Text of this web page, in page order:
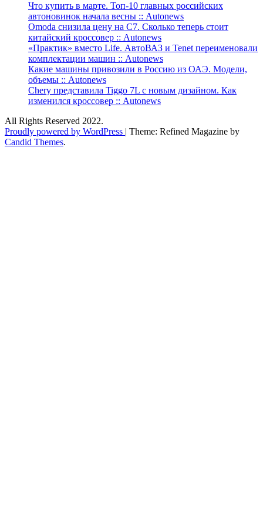
Что купить в марте. Топ-10 главных российских
автоновинок начала весны :: Autonews
Omoda снизила цену на C7. Сколько теперь стоит
китайский кроссовер :: Autonews
«Практик» вместо Life. АвтоВАЗ и Tenet переименовали
комплектации машин :: Autonews
Какие машины привозили в Россию из ОАЭ. Модели,
объемы :: Autonews
Chery представила Tiggo 7L с новым дизайном. Как
изменился кроссовер :: Autonews
All Rights Reserved 2022.
Proudly powered by WordPress | Theme: Refined Magazine by
Candid Themes.